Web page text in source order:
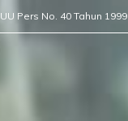
UU Pers No. 40 Tahun 1999